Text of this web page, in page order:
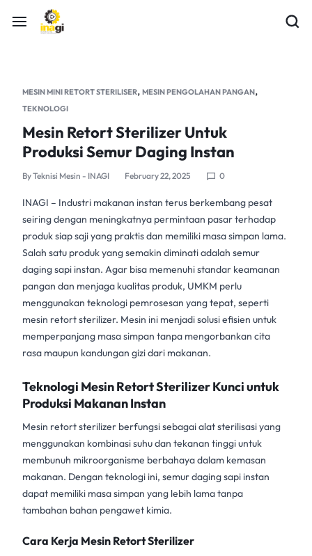
MESIN MINI RETORT STERILISER, MESIN PENGOLAHAN PANGAN,
TEKNOLOGI
Mesin Retort Sterilizer Untuk
Produksi Semur Daging Instan
ByTeknisi Mesin - INAGI February 22, 2025 0
INAGI – Industri makanan instan terus berkembang pesat
seiring dengan meningkatnya permintaan pasar terhadap
produk siap saji yang praktis dan memiliki masa simpan lama.
Salah satu produk yang semakin diminati adalah semur
daging sapi instan. Agar bisa memenuhi standar keamanan
pangan dan menjaga kualitas produk, UMKM perlu
menggunakan teknologi pemrosesan yang tepat, seperti
mesin retort sterilizer. Mesin ini menjadi solusi efisien untuk
memperpanjang masa simpan tanpa mengorbankan cita
rasa maupun kandungan gizi dari makanan.
Teknologi Mesin Retort Sterilizer Kunci untuk
Produksi Makanan Instan
Mesin retort sterilizer berfungsi sebagai alat sterilisasi yang
menggunakan kombinasi suhu dan tekanan tinggi untuk
membunuh mikroorganisme berbahaya dalam kemasan
makanan. Dengan teknologi ini, semur daging sapi instan
dapat memiliki masa simpan yang lebih lama tanpa
tambahan bahan pengawet kimia.
Cara Kerja Mesin Retort Sterilizer